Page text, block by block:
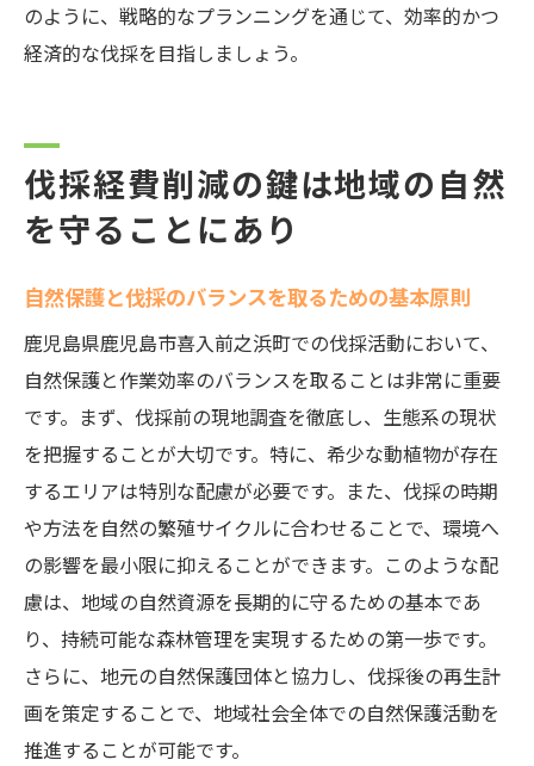
のように、戦略的なプランニングを通じて、効率的かつ
経済的な伐採を目指しましょう。
伐採経費削減の鍵は地域の自然
を守ることにあり
自然保護と伐採のバランスを取るための基本原則
鹿児島県鹿児島市喜入前之浜町での伐採活動において、
自然保護と作業効率のバランスを取ることは非常に重要
です。まず、伐採前の現地調査を徹底し、生態系の現状
を把握することが大切です。特に、希少な動植物が存在
するエリアは特別な配慮が必要です。また、伐採の時期
や方法を自然の繁殖サイクルに合わせることで、環境へ
の影響を最小限に抑えることができます。このような配
慮は、地域の自然資源を長期的に守るための基本であ
り、持続可能な森林管理を実現するための第一歩です。
さらに、地元の自然保護団体と協力し、伐採後の再生計
画を策定することで、地域社会全体での自然保護活動を
推進することが可能です。